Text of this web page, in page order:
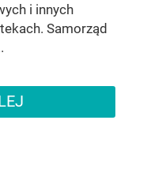
i innych
Samorząd